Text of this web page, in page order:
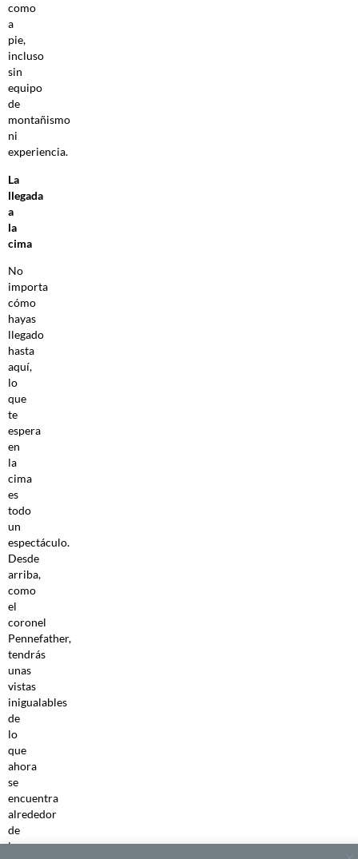
como
a
pie,
incluso
sin
equipo
de
montañismo
ni
experiencia.
La
llegada
a
la
cima
No
importa
cómo
hayas
llegado
hasta
aquí,
lo
que
te
espera
en
la
cima
es
todo
un
espectáculo.
Desde
arriba,
como
el
coronel
Pennefather,
tendrás
unas
vistas
inigualables
de
lo
que
ahora
se
encuentra
alrededor
de
la